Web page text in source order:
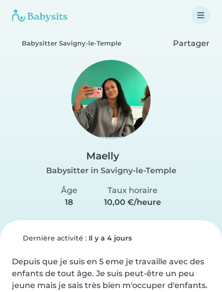
Babysitter Savigny-le-Temple Partager
Maelly
Babysitter in Savigny-le-Temple
Âge
18
Taux horaire
10,00 €/heure
Dernière activité : Il y a 4 jours
Depuis que je suis en 5 eme je travaille avec des
enfants de tout âge. Je suis peut-être un peu
jeune mais je sais très bien m'occuper d'enfants.